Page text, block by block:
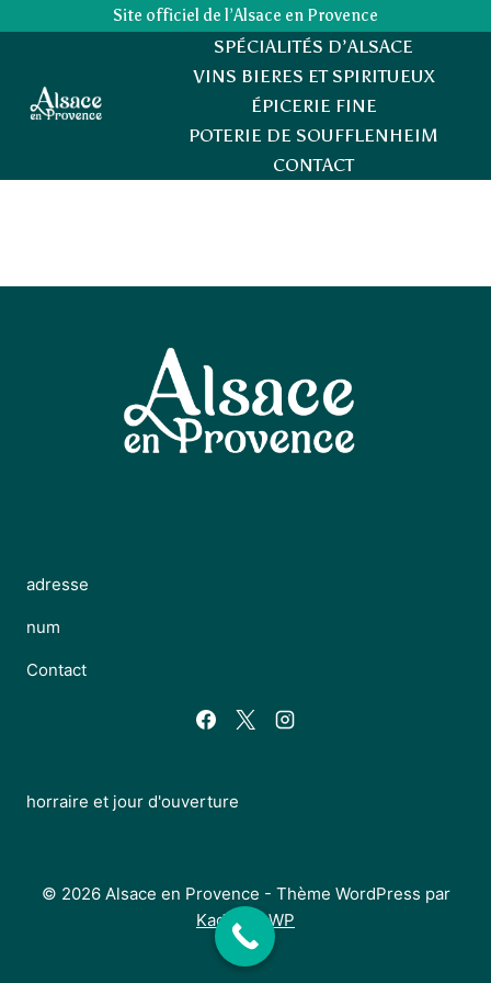
Site officiel de l’Alsace en Provence
SPÉCIALITÉS D’ALSACE
VINS BIERES ET SPIRITUEUX
ÉPICERIE FINE
POTERIE DE SOUFFLENHEIM
CONTACT
adresse
num
Contact
horraire et jour d'ouverture
© 2026 Alsace en Provence - Thème WordPress par
Kadence WP